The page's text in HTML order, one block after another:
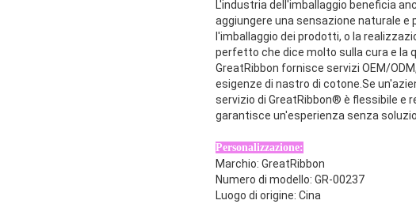
L'industria dell'imballaggio beneficia
aggiungere una sensazione naturale e
l'imballaggio dei prodotti, o la
perfetto che dice molto sulla cura e la
GreatRibbon fornisce servizi OEM/
esigenze di nastro di cotone.Se
servizio di GreatRibbon® è flessibile e
garantisce un'esperienza senza
Personalizzazione:
Marchio: GreatRibbon
Numero di modello: GR-00237
Luogo di origine: Cina